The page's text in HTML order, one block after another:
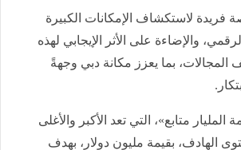
فريدة لاستكشاف الإمكانات الكبيرة
والإضاءة على الأثر الإيجابي لهذه
المجالات، بما يعزز مكانة دبي وجهةً
المليار متابع»، التي تعد الأكبر والأغلى
الهادف، بقيمة مليون دولار، بهدف